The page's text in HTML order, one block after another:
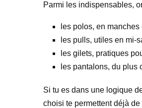
Parmi les indispensables,
les polos, en
les pulls, utiles en mi-
les gilets, pratiques
les pantalons, du plus
Si tu es dans une logique
choisi te permettent déjà